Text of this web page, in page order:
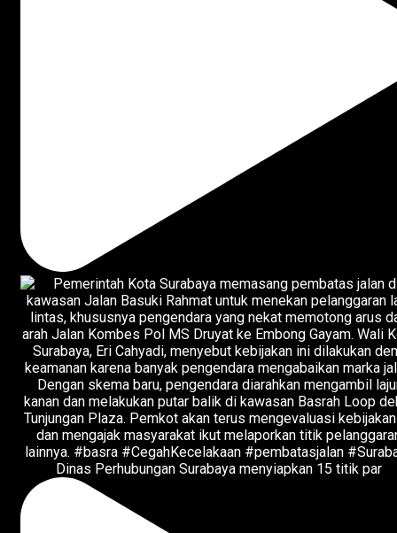
Dinas Perhubungan Surabaya menyiapkan 15 titik par